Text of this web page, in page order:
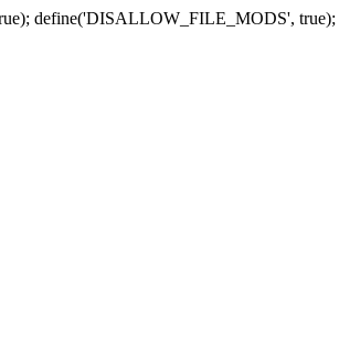
define('DISALLOW_FILE_MODS', true);